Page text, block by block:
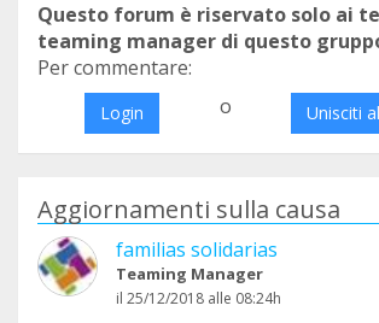
Questo forum è riservato solo ai
teaming manager di questo
Per commentare:
Login o Unisciti
Aggiornamenti sulla causa
familias solidarias
Teaming Manager
il 25/12/2018 alle 08:24h